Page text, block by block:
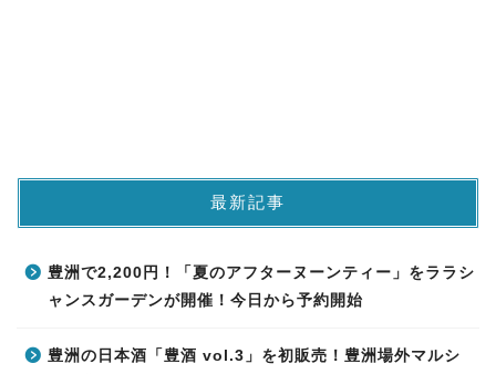
最新記事
豊洲で2,200円！「夏のアフターヌーンティー」をララシ
ャンスガーデンが開催！今日から予約開始
豊洲の日本酒「豊酒 vol.3」を初販売！豊洲場外マルシ